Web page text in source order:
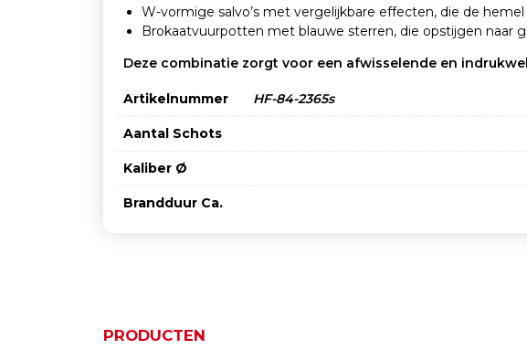
W-vormige salvo’s met vergelijkbare effecten, die de
Brokaatvuurpotten met blauwe sterren, die opstijgen naar
Deze combinatie zorgt voor een afwisselende en
Artikelnummer HF-84-2365s
Aantal Schots
Kaliber Ø
Brandduur Ca.
PRODUCTEN